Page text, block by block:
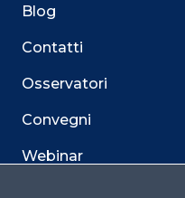
Blog
Contatti
Osservatori
Convegni
Webinar